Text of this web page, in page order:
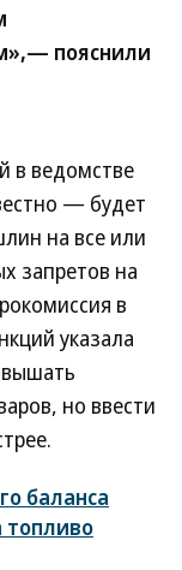
пояснили
в ведомстве
— будет
на все или
запретов на
в
указала
но ввести
баланса
топливо